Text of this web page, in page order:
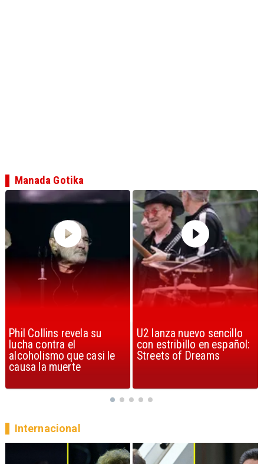
U2 lanza nuevo sencillo
con estribillo en español:
Streets of Dreams
“Africa” de Toto es
considerada la mejor
canción, según la ciencia
Manada Gotika
Internacional